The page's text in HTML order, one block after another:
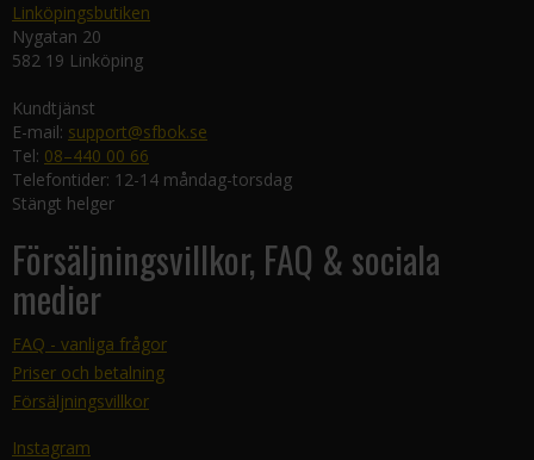
Linköpingsbutiken
Nygatan 20
582 19 Linköping
Kundtjänst
E-mail: support@sfbok.se
Tel: 08–440 00 66
Telefontider: 12-14 måndag-torsdag
Stängt helger
Försäljningsvillkor, FAQ & sociala
medier
FAQ - vanliga frågor
Priser och betalning
Försäljningsvillkor
Instagram